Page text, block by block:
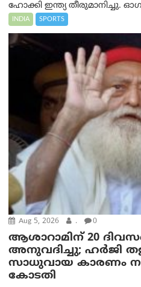
ഹോക്കി ഇന്ത്യ തീരുമാനിച്ചു.
INDIA SPORTS
Aug 5, 2026 . 0
ആശാറാമിന് 20
അനുവദിച്ചു; ഹർജി
സാധുവായ കാരണം
കോടതി